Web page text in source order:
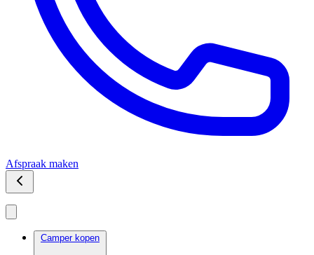
Afspraak maken
Camper kopen